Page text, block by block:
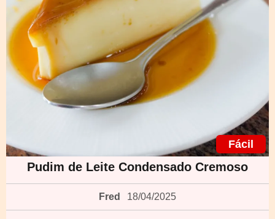
Fácil
Pudim de Leite Condensado Cremoso
Fred 18/04/2025